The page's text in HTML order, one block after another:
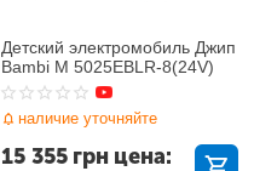
Детский электромобиль Джип
Bambi M 5025EBLR-8(24V)
наличие уточняйте
15 355 грн цена: